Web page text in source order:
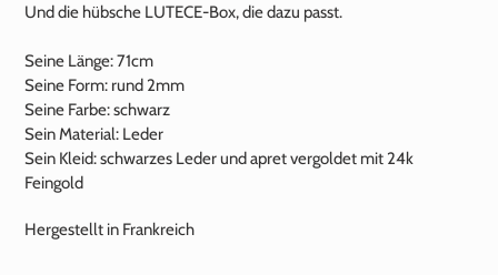
Und die hübsche LUTECE-Box, die dazu passt.
Seine Länge: 71cm
Seine Form: rund 2mm
Seine Farbe: schwarz
Sein Material: Leder
Sein Kleid: schwarzes Leder und apret vergoldet mit 24k
Feingold
Hergestellt in Frankreich